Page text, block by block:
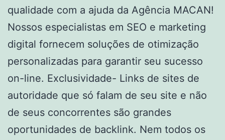
qualidade com a ajuda da Agência MACAN!
Nossos especialistas em SEO e marketing
digital fornecem soluções de otimização
personalizadas para garantir seu sucesso
on-line. Exclusividade- Links de sites de
autoridade que só falam de seu site e não
de seus concorrentes são grandes
oportunidades de backlink. Nem todos os